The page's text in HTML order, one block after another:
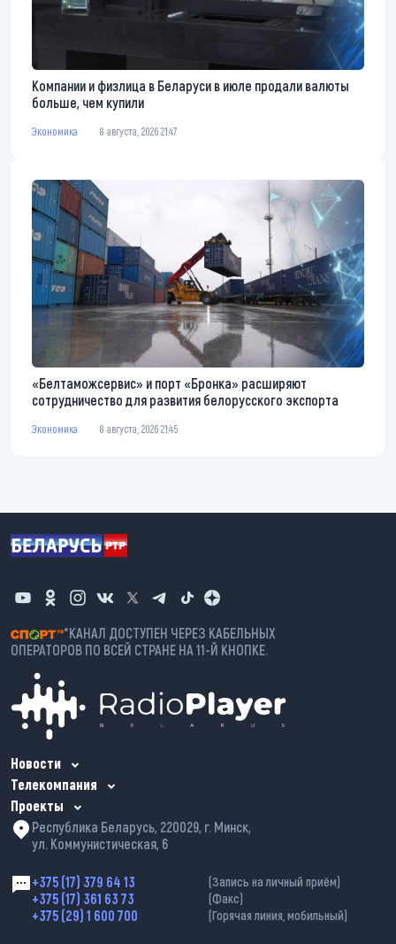
Компании и физлица в Беларуси в июле продали валюты
больше, чем купили
Экономика 8 августа, 2026 21:47
«Белтаможсервис» и порт «Бронка» расширяют
сотрудничество для развития белорусского экспорта
Экономика 8 августа, 2026 21:45
*КАНАЛ ДОСТУПЕН ЧЕРЕЗ КАБЕЛЬНЫХ
ОПЕРАТОРОВ ПО ВСЕЙ СТРАНЕ НА 11-Й КНОПКЕ.
Новости
Телекомпания
Проекты
Республика Беларусь, 220029, г. Минск,
ул. Коммунистическая, 6
+375 (17) 379 64 13 (Запись на личный приём)
+375 (17) 361 63 73 (Факс)
+375 (29) 1 600 700 (Горячая линия, мобильный)